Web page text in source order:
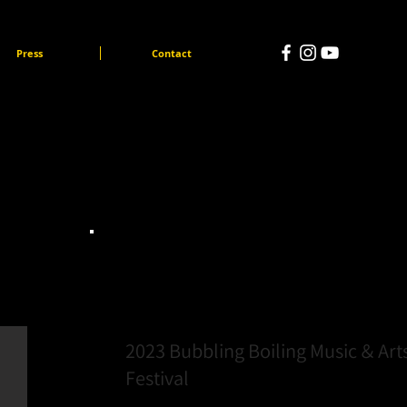
Press Contact
2023 Bubbling Boiling Music ＆
Festival